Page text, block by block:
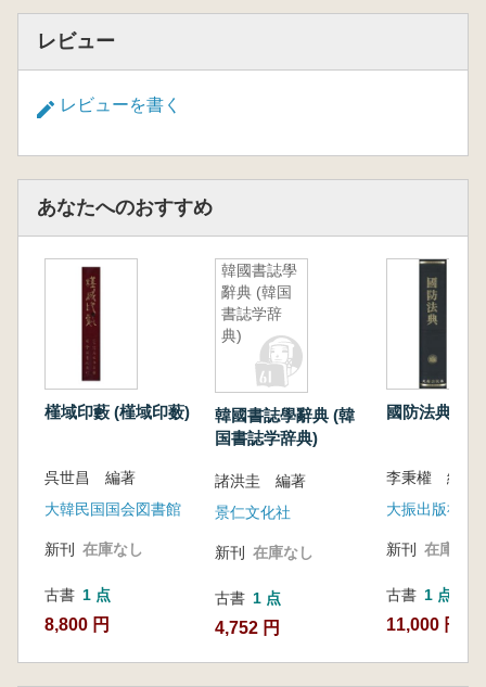
レビュー
レビューを書く
あなたへのおすすめ
槿域印藪 (槿域印薮)
呉世昌 編著
大韓民国国会図書館
新刊 在庫なし
古書 1 点
8,800 円
韓國書誌學
辭典 (韓国
書誌学辞
典)
韓國書誌學辭典 (韓
国書誌学辞典)
諸洪圭 編著
景仁文化社
新刊 在庫なし
古書 1 点
4,752 円
國防法典 (国
李秉權 編
大振出版社
新刊 在庫なし
古書 1 点
11,000 円